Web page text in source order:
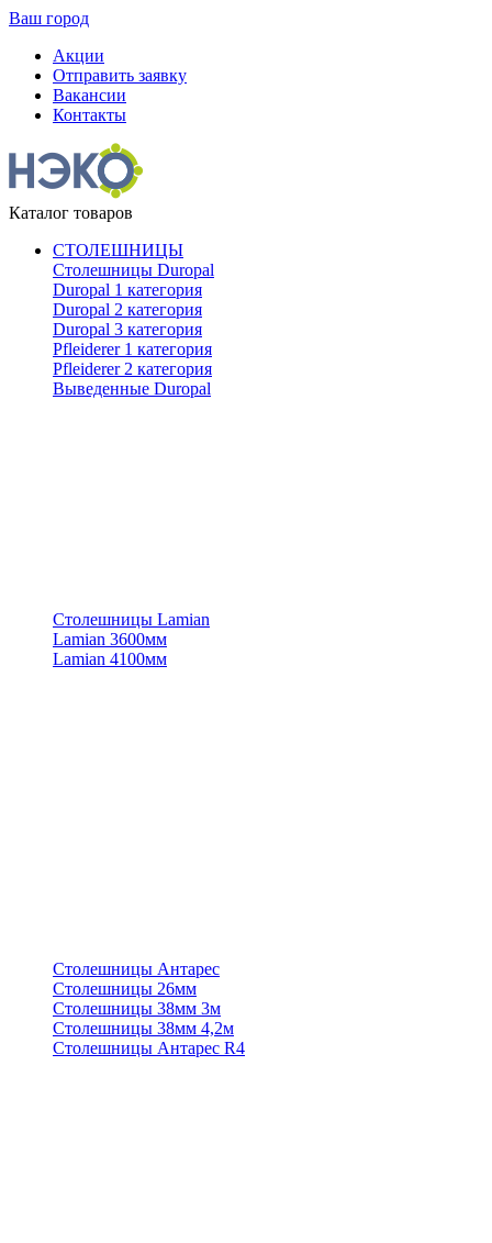
Ваш город
Акции
Отправить заявку
Вакансии
Контакты
Каталог товаров
СТОЛЕШНИЦЫ
Столешницы Duropal
Duropal 1 категория
Duropal 2 категория
Duropal 3 категория
Pfleiderer 1 категория
Pfleiderer 2 категория
Выведенные Duropal
Столешницы Lamian
Lamian 3600мм
Lamian 4100мм
Столешницы Антарес
Столешницы 26мм
Столешницы 38мм 3м
Столешницы 38мм 4,2м
Столешницы Антарес R4